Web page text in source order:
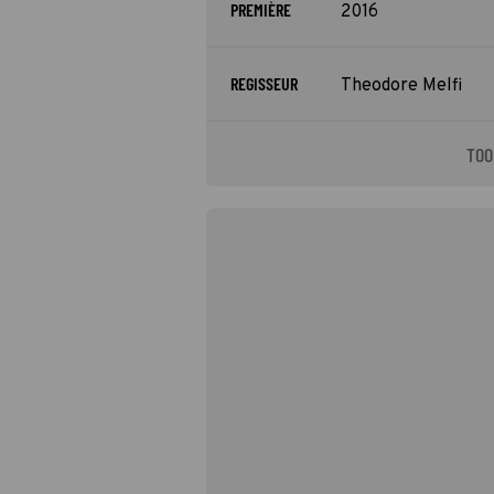
PREMIÈRE 2016
REGISSEUR Theodore Melfi